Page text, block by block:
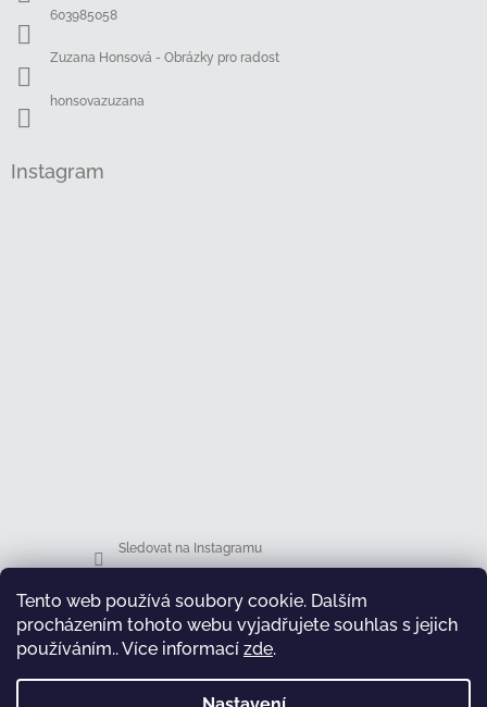
Tento web používá soubory cookie. Dalším
procházením tohoto webu vyjadřujete souhlas s jejich
používáním.. Více informací zde.
603985058
Zuzana Honsová - Obrázky pro radost
honsovazuzana
Instagram
Sledovat na Instagramu
Facebook